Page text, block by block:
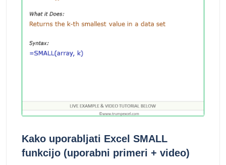
Kako uporabljati Excel SMALL
funkcijo (uporabni primeri + video)